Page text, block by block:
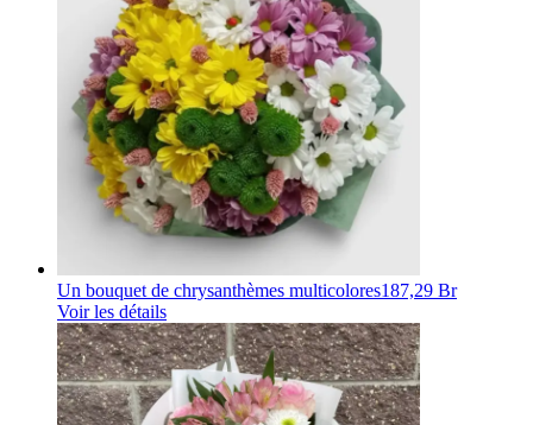
Un bouquet de chrysanthèmes multicolores187,29 Br
Voir les détails